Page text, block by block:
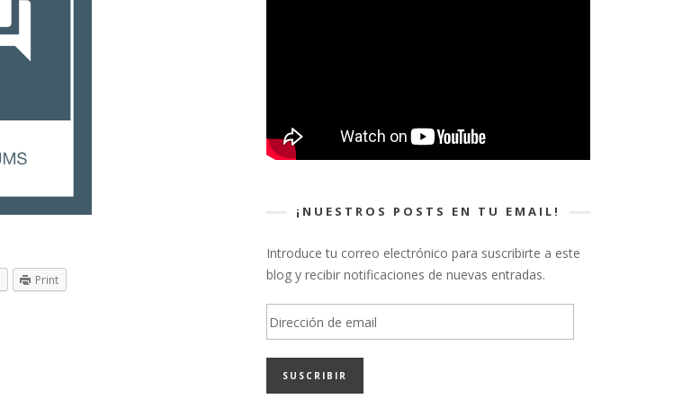
Print
¡NUESTROS POSTS EN TU EMAIL!
Introduce tu correo electrónico para suscribirte a este
blog y recibir notificaciones de nuevas entradas.
Dirección
de
email